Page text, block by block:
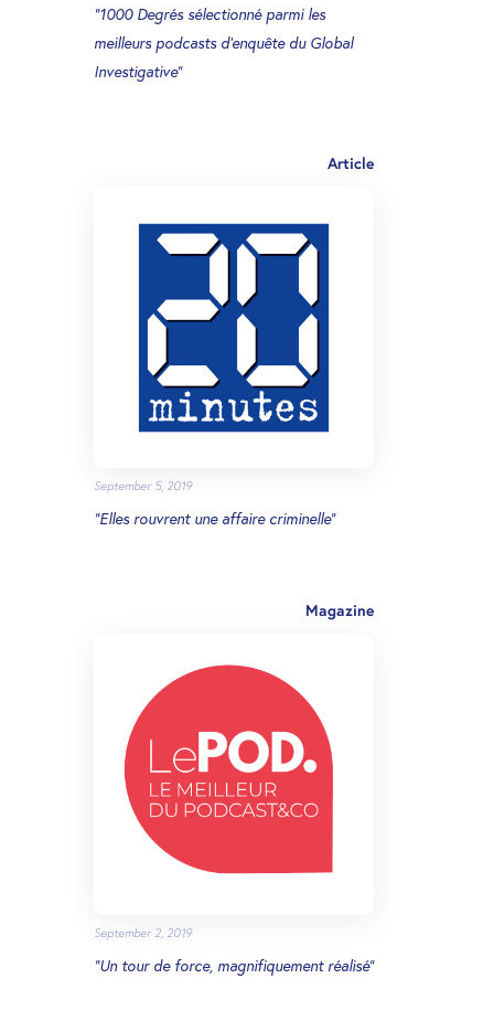
"1000 Degrés sélectionné parmi les
meilleurs podcasts d’enquête du Global
Investigative"
Article
September 5, 2019
“Elles rouvrent une affaire criminelle"
Magazine
September 2, 2019
"Un tour de force, magnifiquement réalisé"